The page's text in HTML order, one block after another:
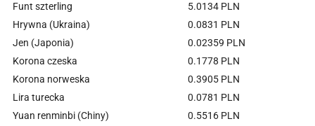
Funt szterling
5.0134 PLN
Hrywna (Ukraina)
0.0831 PLN
Jen (Japonia)
0.02359 PLN
Korona czeska
0.1778 PLN
Korona norweska
0.3905 PLN
Lira turecka
0.0781 PLN
Yuan renminbi (Chiny)
0.5516 PLN